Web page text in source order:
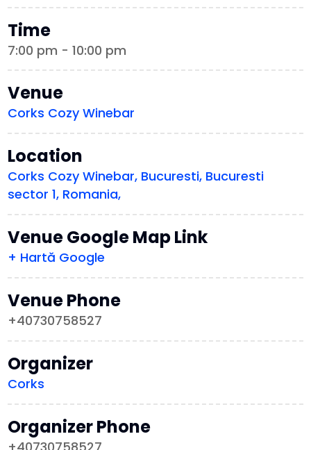
Time
7:00 pm - 10:00 pm
Venue
Corks Cozy Winebar
Location
Corks Cozy Winebar, Bucuresti, Bucuresti
sector 1, Romania,
Venue Google Map Link
+ Hartă Google
Venue Phone
+40730758527
Organizer
Corks
Organizer Phone